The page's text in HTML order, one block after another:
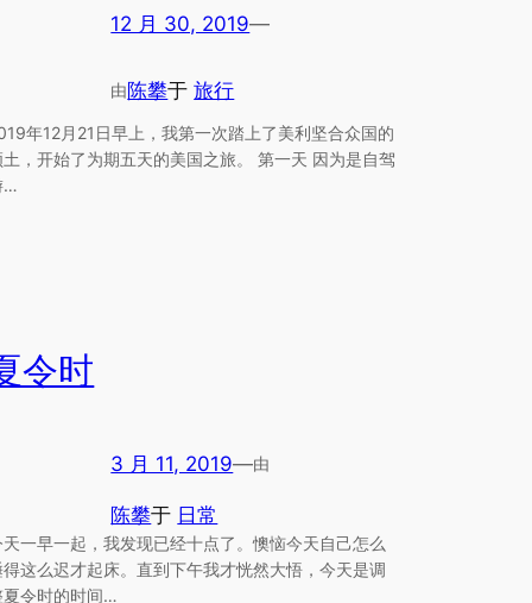
12 月 30, 2019—
由陈攀于旅行
年12月21日早上，我第一次踏上了美利坚合众国的
土，开始了为期五天的美国之旅。 第一天 因为是自驾
…
令时
3 月 11, 2019—由
陈攀于 日常
天一早一起，我发现已经十点了。懊恼今天自己怎么
得这么迟才起床。直到下午我才恍然大悟，今天是调
夏令时的时间…